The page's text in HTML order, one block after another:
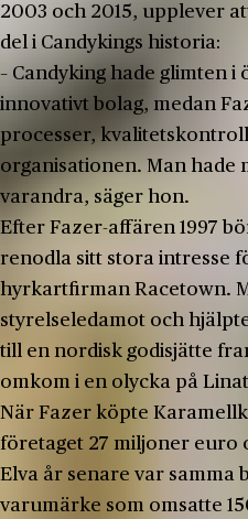
2003 och 2015, upplever
del i Candykings historia:
– Candyking hade glimten
innovativt bolag, medan
processer,
organisationen. Man hade
varandra, säger hon.
Efter Fazer-affären 1997
renodla sitt stora intresse
hyrkartfirman Racetown.
styrelseledamot och
till en nordisk godisjätte
omkom i en olycka på
När Fazer köpte
företaget 27 miljoner euro
Elva år senare var samma
varumärke som omsatte